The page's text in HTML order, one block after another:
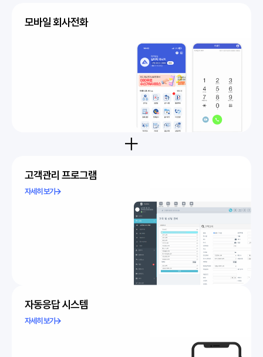
모바일 회사전화
고객관리 프로그램
자세히 보기
자동응답 시스템
자세히 보기